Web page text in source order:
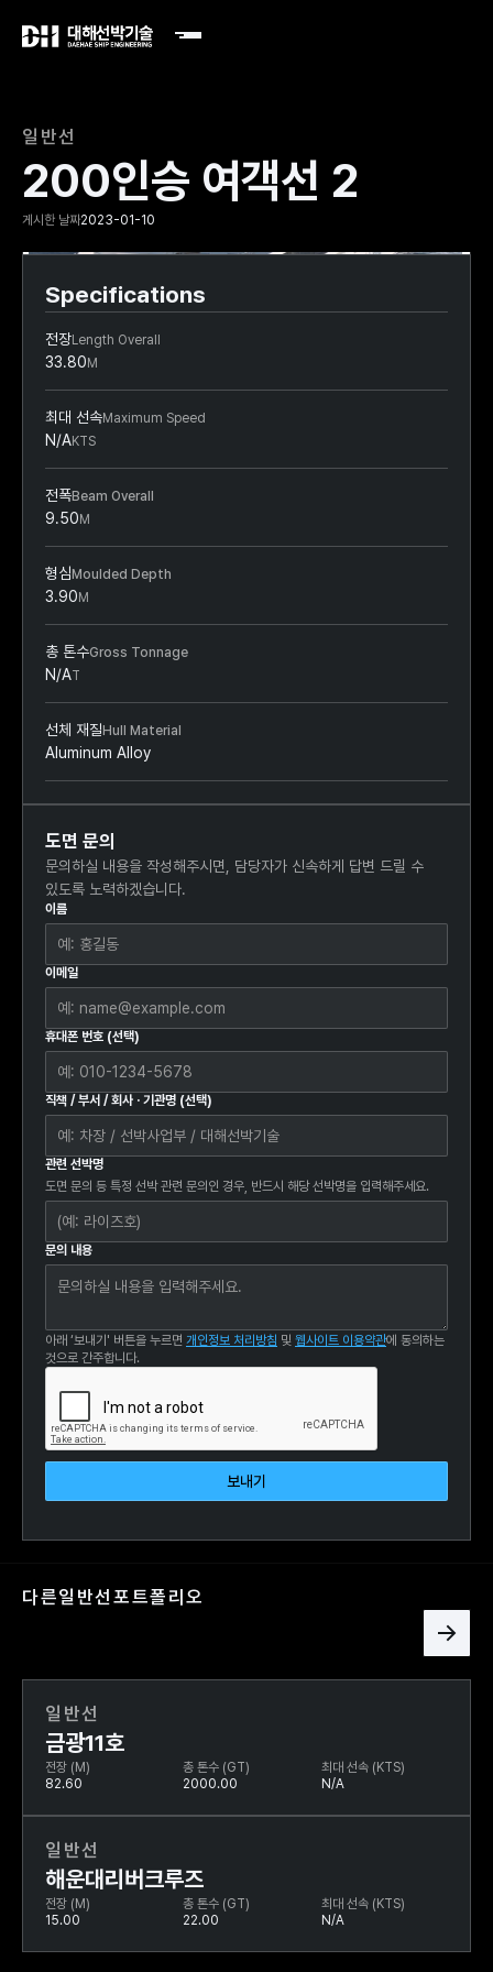
일반선
200인승 여객선 2
게시한 날짜2023-01-10
Specifications
전장Length Overall
33.80 M
최대 선속Maximum Speed
N/AKTS
전폭Beam Overall
9.50 M
형심 Moulded Depth
3.90 M
총 톤수Gross Tonnage
N/AT
선체 재질 Hull Material
Aluminum Alloy
도면 문의
문의하실 내용을 작성해주시면, 담당자가 신속하게 답변 드릴 수
있도록 노력하겠습니다.
이름
이메일
휴대폰 번호 (선택)
직책 / 부서 / 회사 · 기관명 (선택)
관련 선박명
도면 문의 등 특정 선박 관련 문의인 경우, 반드시 해당 선박명을 입력해주세요.
문의 내용
아래 ‘보내기' 버튼을 누르면 개인정보 처리방침 및 웹사이트 이용약관에 동의하는
것으로 간주합니다.
다른일반선포트폴리오
일반선
금광11호
전장 (M)
82.60
총 톤수 (GT)
2000.00
최대 선속 (KTS)
N/A
일반선
해운대리버크루즈
전장 (M)
15.00
총 톤수 (GT)
22.00
최대 선속 (KTS)
N/A